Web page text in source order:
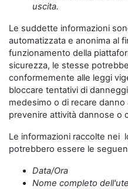
uscita.
Le suddette informazioni
automatizzata e anonima al
funzionamento della
sicurezza, le stesse
conformemente alle leggi
bloccare tentativi di
medesimo o di recare
prevenire attività dannose o
Le informazioni raccolte nei
potrebbero essere le
Data/Ora
Nome completo